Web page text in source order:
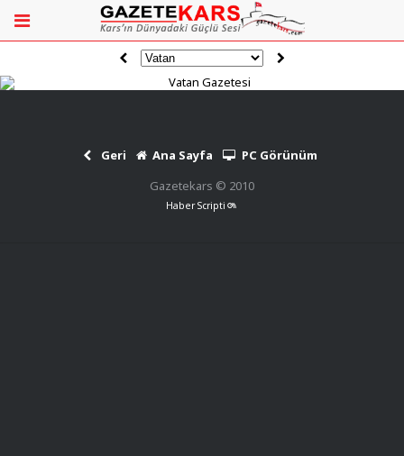
Geri Ana Sayfa
PC Görünüm
Gazetekars © 2010
Haber Scripti